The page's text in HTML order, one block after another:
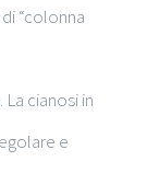
“colonna
cianosi in
e